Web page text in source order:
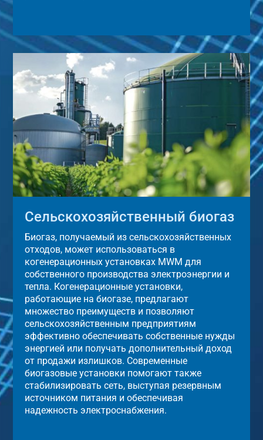
Сельскохозяйственный биогаз
Биогаз, получаемый из сельскохозяйственных
отходов, может использоваться в
когенерационных установках MWM для
собственного производства электроэнергии и
тепла. Когенерационные установки,
работающие на биогазе, предлагают
множество преимуществ и позволяют
сельскохозяйственным предприятиям
эффективно обеспечивать собственные нужды
энергией или получать дополнительный доход
от продажи излишков. Современные
биогазовые установки помогают также
стабилизировать сеть, выступая резервным
источником питания и обеспечивая
надежность электроснабжения.